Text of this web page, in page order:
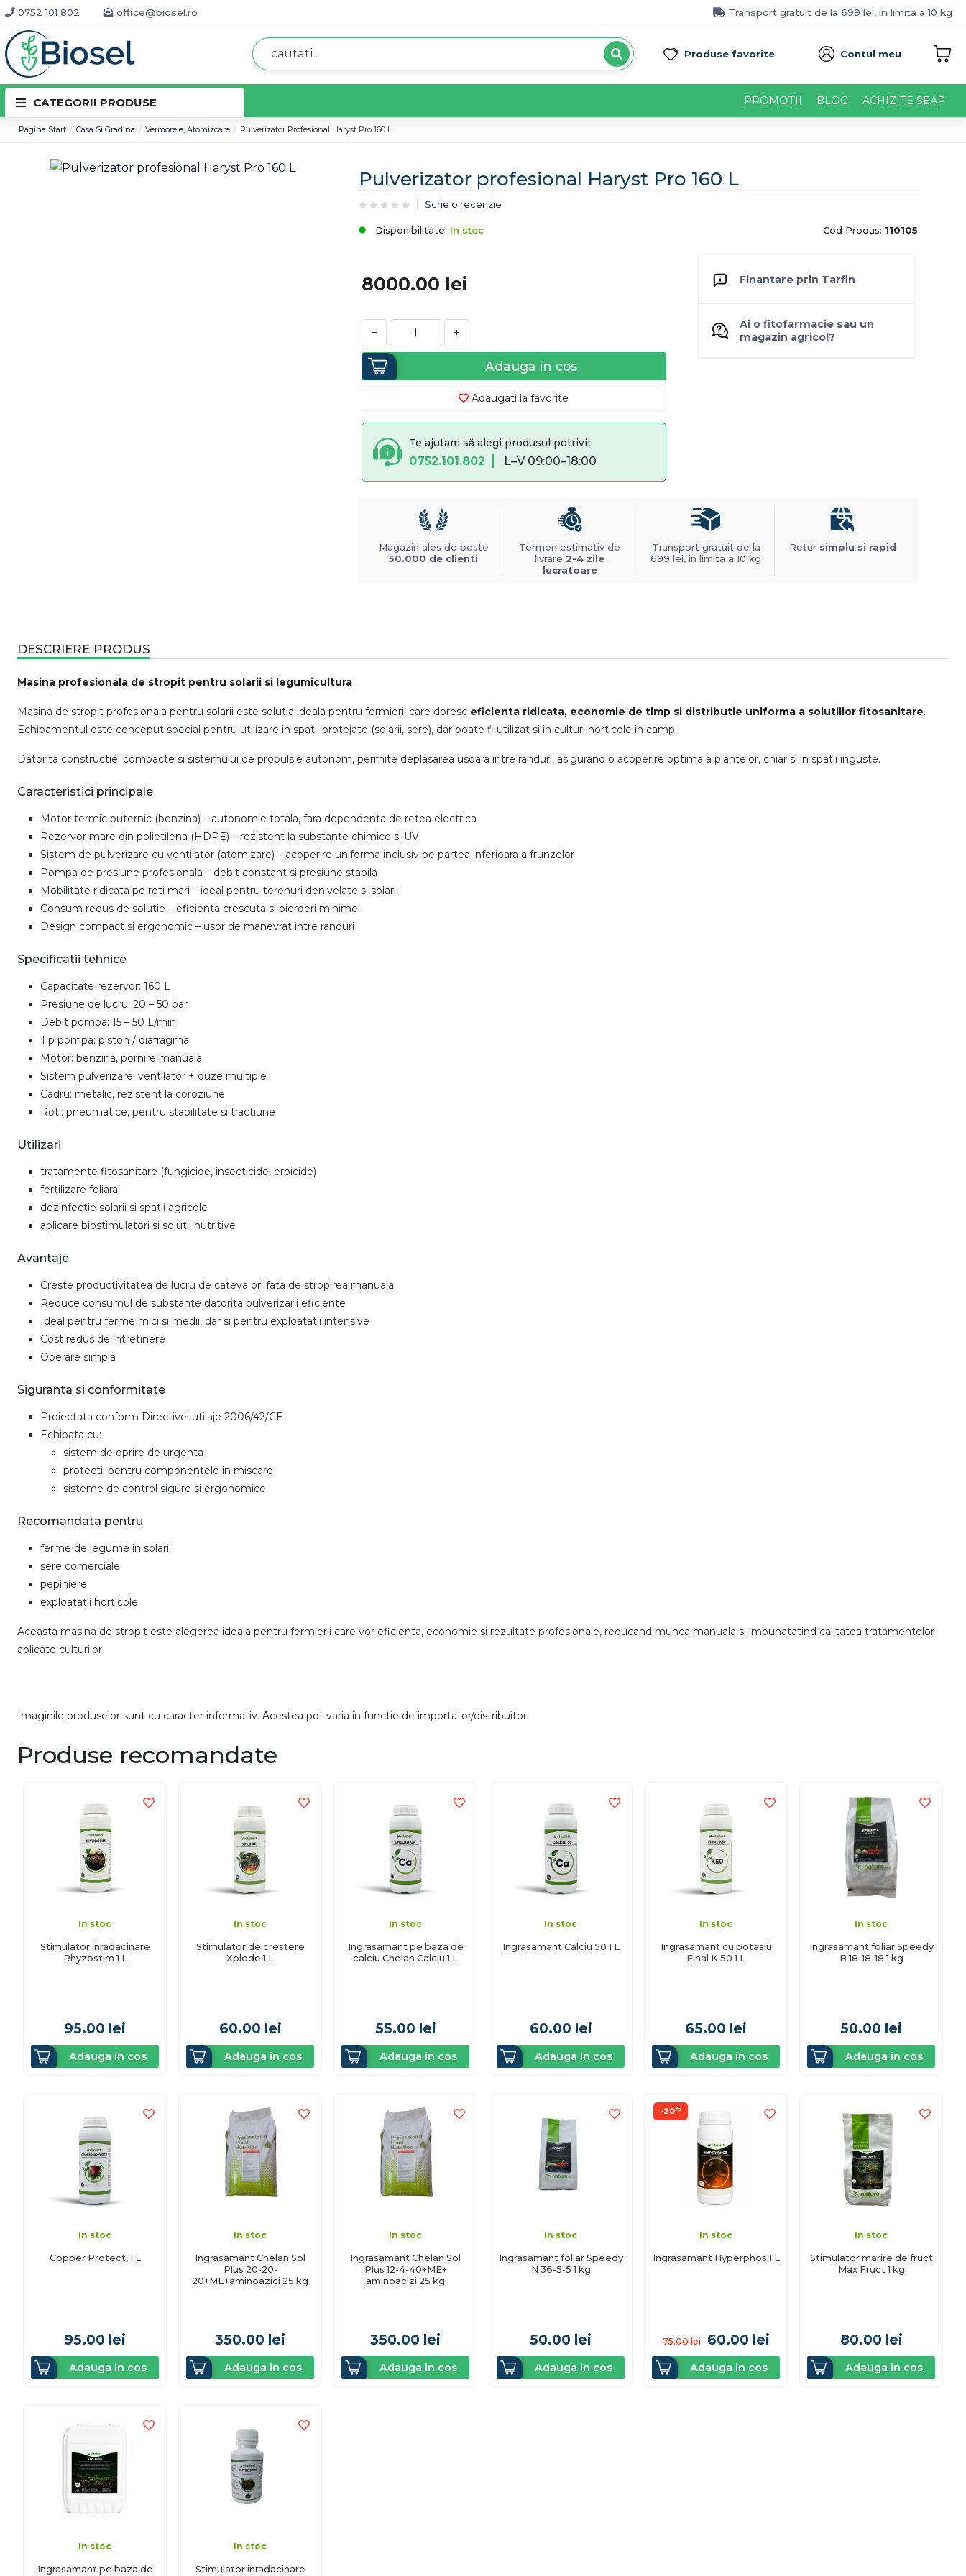
0752 101 802 office@biosel.ro Transport gratuit de la 699 lei, in limita a 10 kg
Produse favorite Contul meu
CATEGORII PRODUSE PROMOTII BLOG ACHIZITE SEAP
Pagina Start Casa Si Gradina Vermorele, Atomizoare Pulverizator Profesional Haryst Pro 160 L
Pulverizator profesional Haryst Pro 160 L
Scrie o recenzie
Disponibilitate: In stoc Cod Produs: 110105
8000.00 lei
− +
Adauga in cos
Adaugati la favorite
Te ajutam să alegi produsul potrivit
0752.101.802 L–V 09:00–18:00
Finantare prin Tarfin
Ai o fitofarmacie sau un
magazin agricol?
Magazin ales de peste
50.000 de clienti
Termen estimativ de
livrare 2-4 zile
lucratoare
Transport gratuit de la
699 lei, in limita a 10 kg
Retur simplu si rapid
DESCRIERE PRODUS
Masina profesionala de stropit pentru solarii si legumicultura
Masina de stropit profesionala pentru solarii este solutia ideala pentru fermierii care doresc eficienta ridicata, economie de timp si distributie uniforma a solutiilor fitosanitare.
Echipamentul este conceput special pentru utilizare in spatii protejate (solarii, sere), dar poate fi utilizat si in culturi horticole in camp.
Datorita constructiei compacte si sistemului de propulsie autonom, permite deplasarea usoara intre randuri, asigurand o acoperire optima a plantelor, chiar si in spatii inguste.
Caracteristici principale
Motor termic puternic (benzina) – autonomie totala, fara dependenta de retea electrica
Rezervor mare din polietilena (HDPE) – rezistent la substante chimice si UV
Sistem de pulverizare cu ventilator (atomizare) – acoperire uniforma inclusiv pe partea inferioara a frunzelor
Pompa de presiune profesionala – debit constant si presiune stabila
Mobilitate ridicata pe roti mari – ideal pentru terenuri denivelate si solarii
Consum redus de solutie – eficienta crescuta si pierderi minime
Design compact si ergonomic – usor de manevrat intre randuri
Specificatii tehnice
Capacitate rezervor: 160 L
Presiune de lucru: 20 – 50 bar
Debit pompa: 15 – 50 L/min
Tip pompa: piston / diafragma
Motor: benzina, pornire manuala
Sistem pulverizare: ventilator + duze multiple
Cadru: metalic, rezistent la coroziune
Roti: pneumatice, pentru stabilitate si tractiune
Utilizari
tratamente fitosanitare (fungicide, insecticide, erbicide)
fertilizare foliara
dezinfectie solarii si spatii agricole
aplicare biostimulatori si solutii nutritive
Avantaje
Creste productivitatea de lucru de cateva ori fata de stropirea manuala
Reduce consumul de substante datorita pulverizarii eficiente
Ideal pentru ferme mici si medii, dar si pentru exploatatii intensive
Cost redus de intretinere
Operare simpla
Siguranta si conformitate
Proiectata conform Directivei utilaje 2006/42/CE
Echipata cu:
sistem de oprire de urgenta
protectii pentru componentele in miscare
sisteme de control sigure si ergonomice
Recomandata pentru
ferme de legume in solarii
sere comerciale
pepiniere
exploatatii horticole
Aceasta masina de stropit este alegerea ideala pentru fermierii care vor eficienta, economie si rezultate profesionale, reducand munca manuala si imbunatatind calitatea tratamentelor
aplicate culturilor
Imaginile produselor sunt cu caracter informativ. Acestea pot varia in functie de importator/distribuitor.
Produse recomandate
In stoc
Stimulator inradacinare
Rhyzostim 1 L
95.00 lei
Adauga in cos
In stoc
Stimulator de crestere
Xplode 1 L
60.00 lei
Adauga in cos
In stoc
Ingrasamant pe baza de
calciu Chelan Calciu 1 L
55.00 lei
Adauga in cos
In stoc
Ingrasamant Calciu 50 1 L
60.00 lei
Adauga in cos
In stoc
Ingrasamant cu potasiu
Final K 50 1 L
65.00 lei
Adauga in cos
In stoc
Ingrasamant foliar Speedy
B 18-18-18 1 kg
50.00 lei
Adauga in cos
In stoc
Copper Protect, 1 L
95.00 lei
Adauga in cos
In stoc
Ingrasamant Chelan Sol
Plus 20-20-
20+ME+aminoazici 25 kg
350.00 lei
Adauga in cos
In stoc
Ingrasamant Chelan Sol
Plus 12-4-40+ME+
aminoacizi 25 kg
350.00 lei
Adauga in cos
In stoc
Ingrasamant foliar Speedy
N 36-5-5 1 kg
50.00 lei
Adauga in cos
-20%
In stoc
Ingrasamant Hyperphos 1 L
75.00 lei 60.00 lei
Adauga in cos
In stoc
Stimulator marire de fruct
Max Fruct 1 kg
80.00 lei
Adauga in cos
In stoc
Ingrasamant pe baza de
In stoc
Stimulator inradacinare